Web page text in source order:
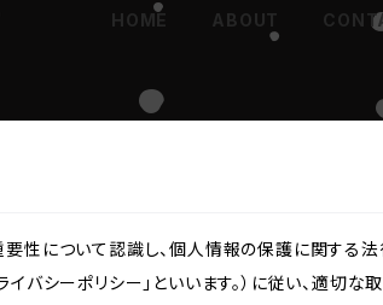
HOME ABOUT
性について認識し、個人情報の保護に関する法
バシーポリシー」といいます。）に従い、適切な